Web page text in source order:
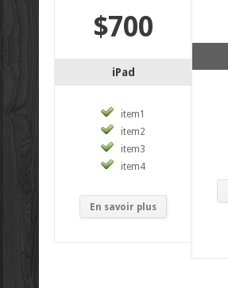
$700
iPad
item1
item2
item3
item4
En savoir plus